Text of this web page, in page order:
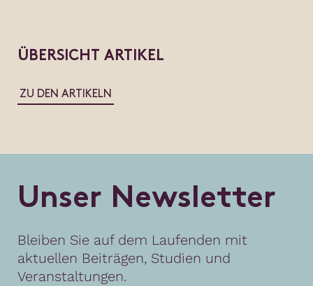
ÜBERSICHT ARTIKEL
ZU DEN ARTIKELN
Unser Newsletter
Bleiben Sie auf dem Laufenden mit
aktuellen Beiträgen, Studien und
Veranstaltungen.